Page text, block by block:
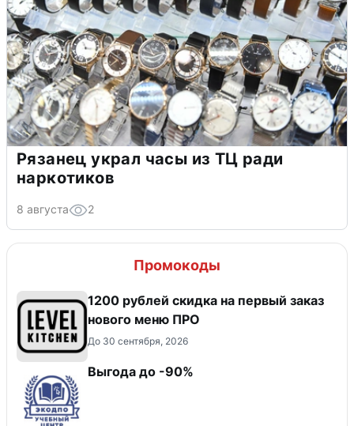
Рязанец украл часы из ТЦ ради
наркотиков
8 августа 2
Промокоды
​1200 рублей скидка на первый заказ
нового меню ПРО
До 30 сентября, 2026
Выгода до -90%